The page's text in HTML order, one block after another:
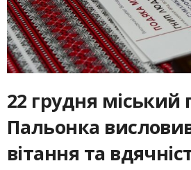
22 грудня міський
Пальонка
вітання та